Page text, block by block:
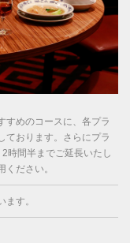
すめのコースに、各プラ
ております。さらにプラ
時間半までご延長いたし
ださい。
す。